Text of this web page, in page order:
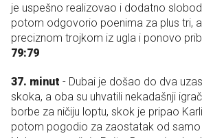
je uspešno realizovao i dodatno
potom odgovorio poenima za plus tri,
preciznom trojkom iz ugla i ponovo
79:79
37. minut - Dubai je došao do dva
skoka, a oba su uhvatili nekadašnji
borbe za ničiju loptu, skok je pripao
potom pogodio za zaostatak od samo